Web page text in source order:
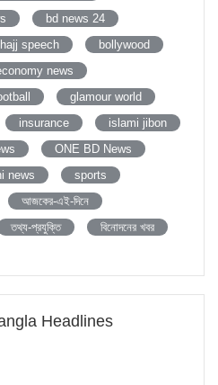
bd news 24
speech
bollywood
news
glamour world
insurance
islami jibon
ONE BD News
news
sports
আজকের-এই-দিনে
তথ্য-প্রযুক্তি
বিনোদনের খবর
Headlines